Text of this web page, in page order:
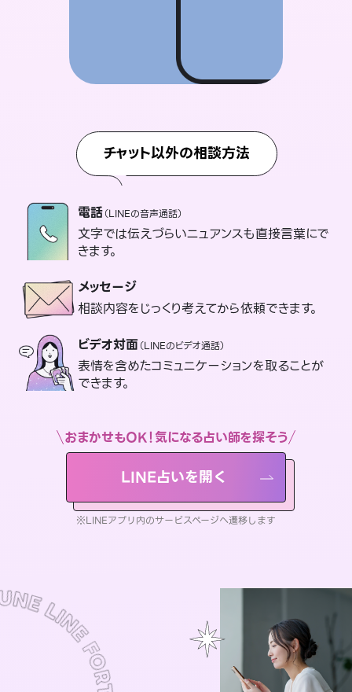
チャット以外の相談方法
電話（LINEの音声通話）
文字では伝えづらいニュアンスも直接言葉にで
きます。
メッセージ
相談内容をじっくり考えてから依頼できます。
ビデオ対面（LINEのビデオ通話）
表情を含めたコミュニケーションを取ることが
できます。
おまかせもOK！気になる占い師を探そう
LINE占いを開く
※LINEアプリ内のサービスページへ遷移します